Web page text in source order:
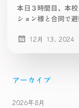
本日３時間目、本
ション様と合同で
12月 13, 2024
アーカイブ
2026年8月